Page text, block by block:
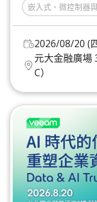
嵌入式、微控制器
2026/08/20 (
元大金融廣場
C）